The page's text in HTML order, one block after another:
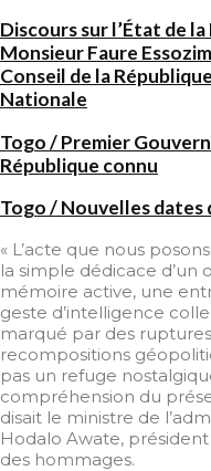
Discours sur l’État de
Monsieur Faure
Conseil de la
Nationale
Togo / Premier
République connu
Togo / Nouvelles dates
« L’acte que nous
la simple dédicace d’un
mémoire active, une
geste d’intelligence
marqué par des
recompositions
pas un refuge
compréhension du
disait le ministre de
Hodalo Awate,
des hommages.